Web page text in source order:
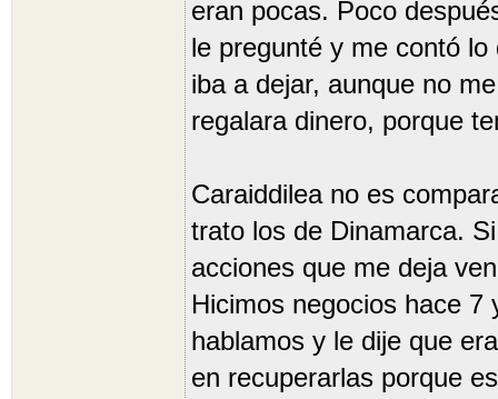
eran pocas. Poco
le pregunté y me contó
iba a dejar, aunque no
regalara dinero, porque
Caraiddilea no es
trato los de Dinamarca.
acciones que me deja
Hicimos negocios hace
hablamos y le dije que
en recuperarlas porque